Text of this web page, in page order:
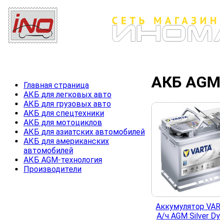
Главная страница
АКБ для легковых авто
АКБ для грузовых авто
АКБ для спецтехники
АКБ для мотоциклов
АКБ для азиатских автомобилей
АКБ для американских
автомобилей
АКБ AGM-технология
Производители
АКБ
Аккумулятор
А/ч AGM Silver